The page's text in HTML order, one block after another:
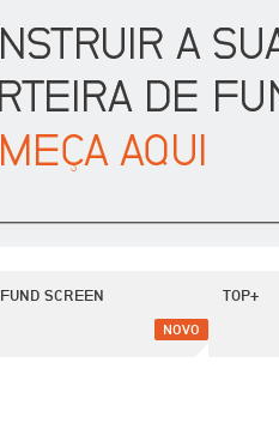
FUND SCREEN
NOVO
TOP+